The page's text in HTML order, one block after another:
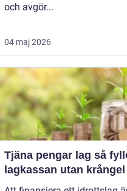
och avgör...
04 maj 2026
Tjäna pengar lag så fyller ni
lagkassan utan krångel